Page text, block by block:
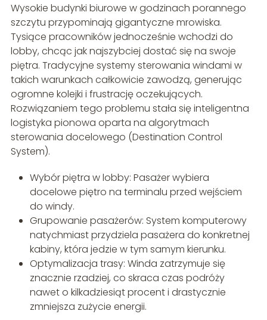
Wysokie budynki biurowe w godzinach porannego
szczytu przypominają gigantyczne mrowiska.
Tysiące pracowników jednocześnie wchodzi do
lobby, chcąc jak najszybciej dostać się na swoje
piętra. Tradycyjne systemy sterowania windami w
takich warunkach całkowicie zawodzą, generując
ogromne kolejki i frustrację oczekujących.
Rozwiązaniem tego problemu stała się inteligentna
logistyka pionowa oparta na algorytmach
sterowania docelowego (Destination Control
System).
Wybór piętra w lobby: Pasażer wybiera
docelowe piętro na terminalu przed wejściem
do windy.
Grupowanie pasażerów: System komputerowy
natychmiast przydziela pasażera do konkretnej
kabiny, która jedzie w tym samym kierunku.
Optymalizacja trasy: Winda zatrzymuje się
znacznie rzadziej, co skraca czas podróży
nawet o kilkadziesiąt procent i drastycznie
zmniejsza zużycie energii.